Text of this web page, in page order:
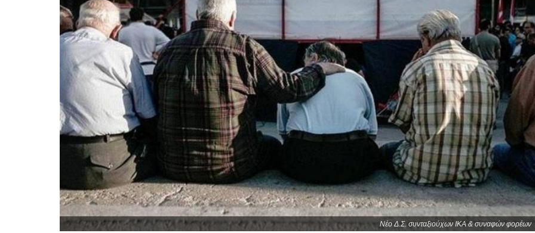
Νέο Δ.Σ. συνταξιούχων ΙΚΑ & συναφών φορέων